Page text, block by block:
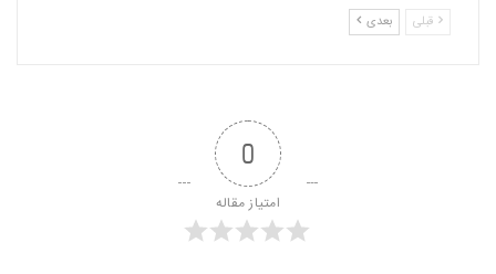
قبلی بعدی
0
امتیاز مقاله